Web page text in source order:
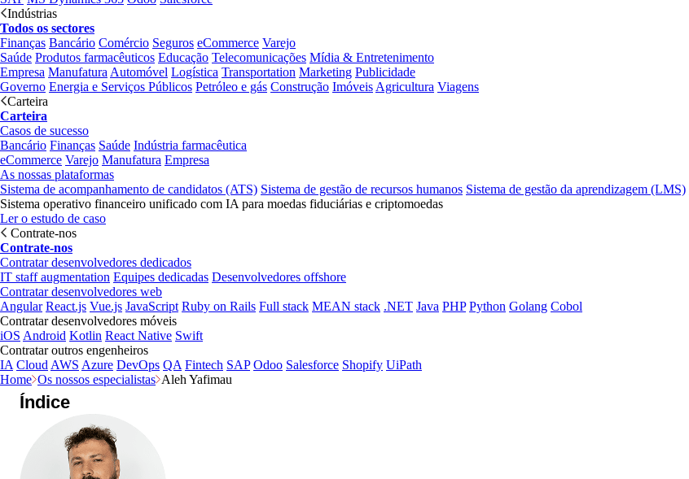
Indústrias
Todos os sectores
Finanças Bancário Comércio Seguros eCommerce Varejo
Saúde Produtos farmacêuticos Educação Telecomunicações Mídia & Entretenimento
Empresa Manufatura Automóvel Logística Transportation Marketing Publicidade
Governo Energia e Serviços Públicos Petróleo e gás Construção Imóveis Agricultura Viagens
Carteira
Carteira
Casos de sucesso
Bancário Finanças Saúde Indústria farmacêutica
eCommerce Varejo Manufatura Empresa
As nossas plataformas
Sistema de acompanhamento de candidatos (ATS) Sistema de gestão de recursos humanos Sistema de gestão da aprendizagem (LMS)
Sistema operativo financeiro unificado com IA para moedas fiduciárias e criptomoedas
Ler o estudo de caso
Contrate-nos
Contrate-nos
Contratar desenvolvedores dedicados
IT staff augmentation Equipes dedicadas Desenvolvedores offshore
Contratar desenvolvedores web
Angular React.js Vue.js JavaScript Ruby on Rails Full stack MEAN stack .NET Java PHP Python Golang Cobol
Contratar desenvolvedores móveis
iOS Android Kotlin React Native Swift
Contratar outros engenheiros
IA Cloud AWS Azure DevOps QA Fintech SAP Odoo Salesforce Shopify UiPath
Home Os nossos especialistas Aleh Yafimau
Índice